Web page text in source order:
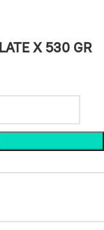
X 530 GR